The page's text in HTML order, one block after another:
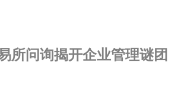
所问询揭开企业管理谜团